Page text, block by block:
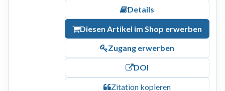
Details
Diesen Artikel im Shop erwerben
Zugang erwerben
DOI
Zitation kopieren